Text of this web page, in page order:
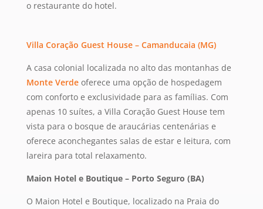
o restaurante do hotel.
Villa Coração Guest House – Camanducaia (MG)
A casa colonial localizada no alto das montanhas de
Monte Verdeoferece uma opção de hospedagem
com conforto e exclusividade para as famílias. Com
apenas 10 suítes, a Villa Coração Guest House tem
vista para o bosque de araucárias centenárias e
oferece aconchegantes salas de estar e leitura, com
lareira para total relaxamento.
Maion Hotel e Boutique – Porto Seguro (BA)
O Maion Hotel e Boutique, localizado na Praia do